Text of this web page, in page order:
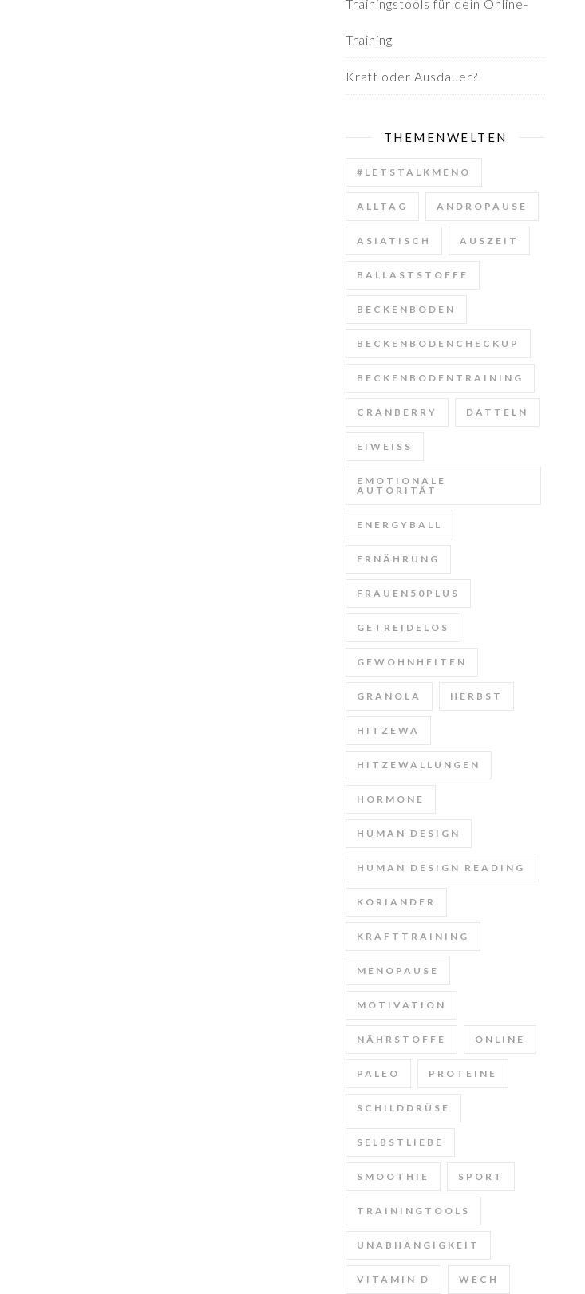
Trainingstools für dein Online-
Training
Kraft oder Ausdauer?
THEMENWELTEN
#LETSTALKMENO
ALLTAG ANDROPAUSE
ASIATISCH AUSZEIT
BALLASTSTOFFE
BECKENBODEN
BECKENBODENCHECKUP
BECKENBODENTRAINING
CRANBERRY DATTELN
EIWEISS
EMOTIONALE
AUTORITÄT
ENERGYBALL
ERNÄHRUNG
FRAUEN50PLUS
GETREIDELOS
GEWOHNHEITEN
GRANOLA HERBST
HITZEWA
HITZEWALLUNGEN
HORMONE
HUMAN DESIGN
HUMAN DESIGN READING
KORIANDER
KRAFTTRAINING
MENOPAUSE
MOTIVATION
NÄHRSTOFFE ONLINE
PALEO PROTEINE
SCHILDDRÜSE
SELBSTLIEBE
SMOOTHIE SPORT
TRAININGTOOLS
UNABHÄNGIGKEIT
VITAMIN D WECH